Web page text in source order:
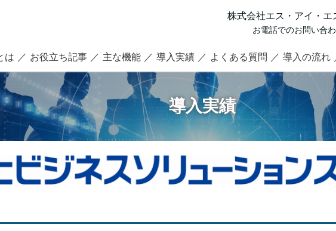
株式会社エス・アイ・
お電話でのお問い合
は お役立ち記事 主な機能 導入実績 よくある質問 導入の流れ
導入実績